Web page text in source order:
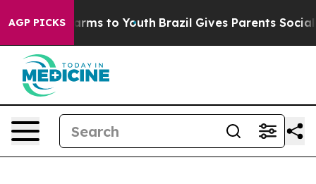
AGP PICKS
Harms to Youth Brazil Gives Parents Social